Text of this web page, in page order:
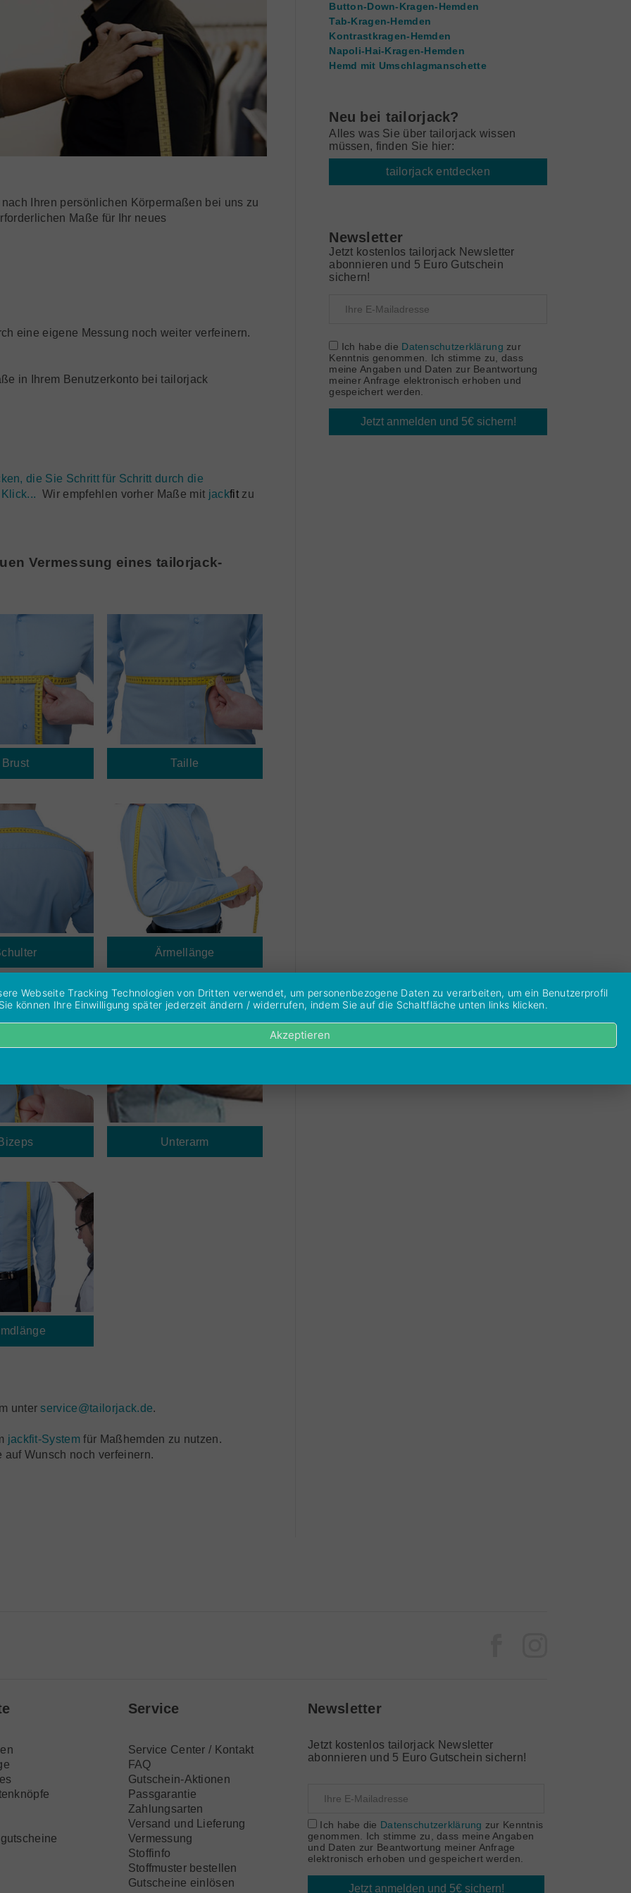
Ihren persönlichen Körpermaßen bei uns zu
Maße für Ihr neues
eine eigene Messung noch weiter verfeinern.
in Ihrem Benutzerkonto bei tailorjack
die Sie Schritt für Schritt durch die
Wir empfehlen vorher Maße mit jackfitzu
Vermessung eines tailorjack-
Brust Taille
Ärmellänge
Unterarm
unterservice@tailorjack.de.
jackfit-System für Maßhemden zu nutzen.
Wunsch noch verfeinern.
Button-Down-Kragen-Hemden
Tab-Kragen-Hemden
Kontrastkragen-Hemden
Napoli-Hai-Kragen-Hemden
Hemd mit Umschlagmanschette
Neu bei tailorjack?
Alles was Sie über tailorjack wissen
müssen, finden Sie hier:
tailorjack entdecken
Newsletter
Jetzt kostenlos tailorjack Newsletter
abonnieren und 5 Euro Gutschein
sichern!
Ich habe die Datenschutzerklärung zur
Kenntnis genommen. Ich stimme zu, dass
meine Angaben und Daten zur Beantwortung
meiner Anfrage elektronisch erhoben und
gespeichert werden.
Jetzt anmelden und 5€ sichern!
Service
Service Center / Kontakt
FAQ
Gutschein-Aktionen
Passgarantie
Zahlungsarten
Versand und Lieferung
Vermessung
Stoffinfo
Stoffmuster bestellen
Gutscheine einlösen
Newsletter
Jetzt kostenlos tailorjack Newsletter
abonnieren und 5 Euro Gutschein sichern!
Ich habe die Datenschutzerklärung zur Kenntnis
genommen. Ich stimme zu, dass meine Angaben
und Daten zur Beantwortung meiner Anfrage
elektronisch erhoben und gespeichert werden.
Jetzt anmelden und 5€ sichern!
Webseite Tracking Technologien von Dritten verwendet, um personenbezogene Daten zu verarbeiten, um ein Benutzerprofil
können Ihre Einwilligung später jederzeit ändern / widerrufen, indem Sie auf die Schaltfläche unten links klicken.
Akzeptieren